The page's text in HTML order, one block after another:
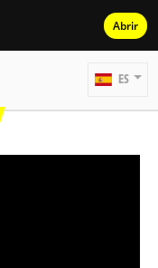
Abrir
ES